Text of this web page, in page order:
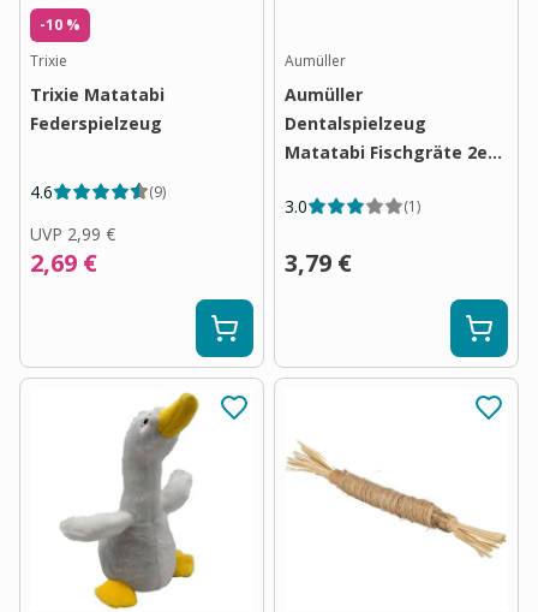
-10 %
Trixie
Trixie Matatabi
Federspielzeug
4.6 (9)
UVP 2,99 €
2,69 €
Aumüller
Aumüller
Dentalspielzeug
Matatabi Fischgräte 2er
3.0
(1)
3,79 €